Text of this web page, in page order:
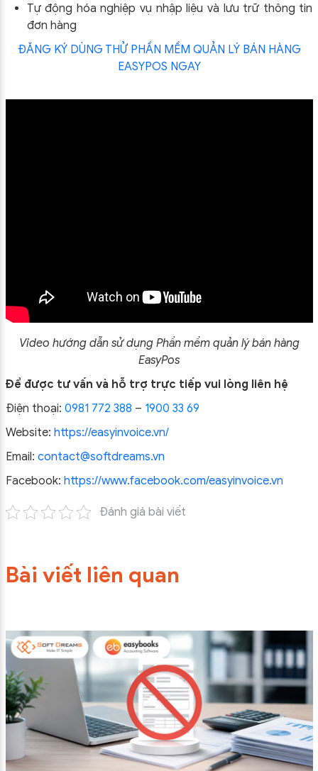
Tự động hóa nghiệp vụ nhập liệu và lưu trữ thông tin
đơn hàng
ĐĂNG KÝ DÙNG THỬ PHẦN MỀM QUẢN LÝ BÁN HÀNG
EASYPOS NGAY
Video hướng dẫn sử dụng Phần mềm quản lý bán hàng
EasyPos
Để được tư vấn và hỗ trợ trực tiếp vui lòng liên hệ
Điện thoại: 0981 772 388 – 1900 33 69
Website: https://easyinvoice.vn/
Email: contact@softdreams.vn
Facebook: https://www.facebook.com/easyinvoice.vn
Đánh giá bài viết
Bài viết liên quan